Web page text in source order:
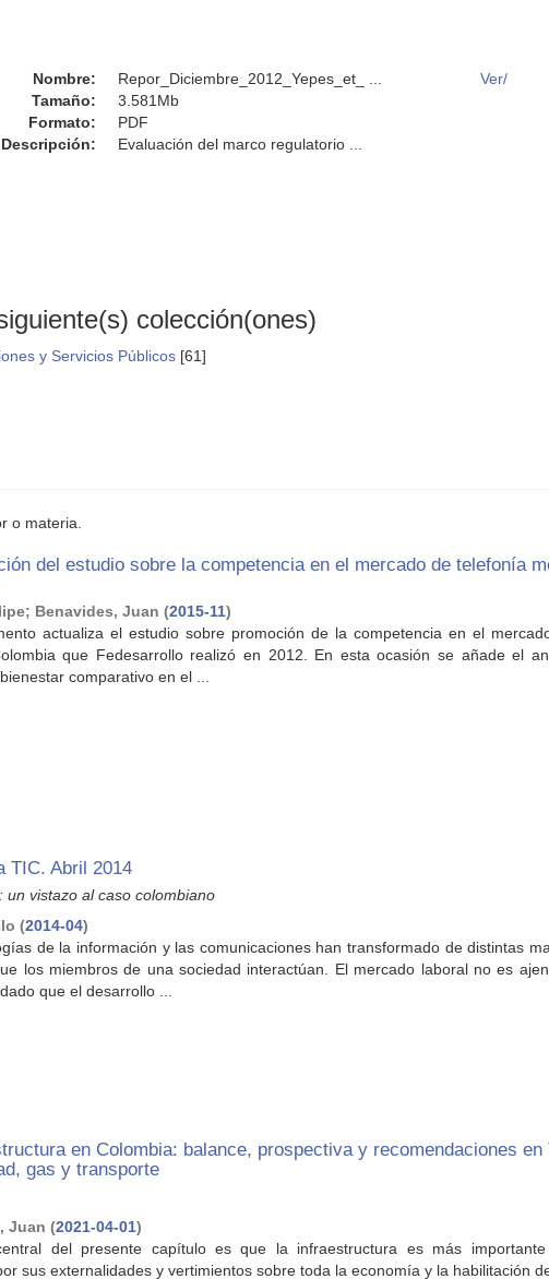
Nombre:
Repor_Diciembre_2012_Yepes_et_ ...
Tamaño:
3.581Mb
Formato:
PDF
Descripción:
Evaluación del marco regulatorio ...
Ver/
colección(ones)
y Servicios Públicos [61]
o materia.
del estudio sobre la competencia en el mercado de telefonía
; Benavides, Juan (2015-11)
actualiza el estudio sobre promoción de la competencia en el
que Fedesarrollo realizó en 2012. En esta ocasión se añade el
comparativo en el ...
TIC. Abril 2014
un vistazo al caso colombiano
(2014-04)
de la información y las comunicaciones han transformado de distintas
los miembros de una sociedad interactúan. El mercado laboral no es
que el desarrollo ...
en Colombia: balance, prospectiva y recomendaciones en
gas y transporte
Juan (2021-04-01)
del presente capítulo es que la infraestructura es más
sus externalidades y vertimientos sobre toda la economía y la habilitación